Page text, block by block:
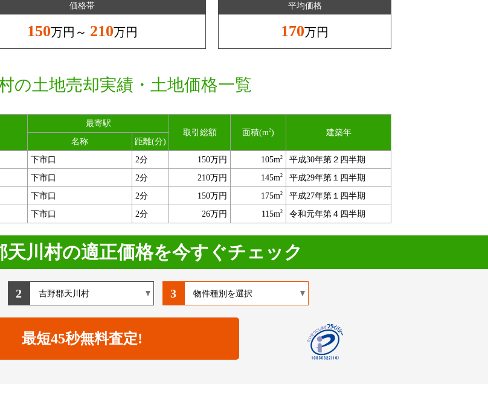
価格帯
150万円～ 210万円
平均価格
170万円
の土地売却実績・土地価格一覧
最寄駅
取引総額
面積(m2)
建築年
名称
距離(分)
下市口 2分 150万円 105m2
平成30年第２四半期
下市口 2分 210万円 145m2
平成29年第１四半期
下市口 2分 150万円 175m2
平成27年第１四半期
下市口 2分 26万円 115m2 令和元年第４四半期
天川村の適正価格を今すぐチェック
2 3